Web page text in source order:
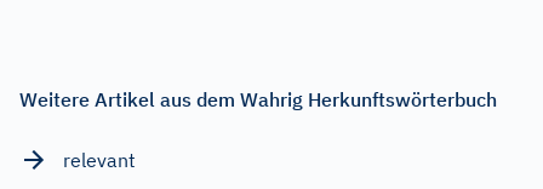
Weitere Artikel aus dem Wahrig Herkunftswörterbuch
relevant